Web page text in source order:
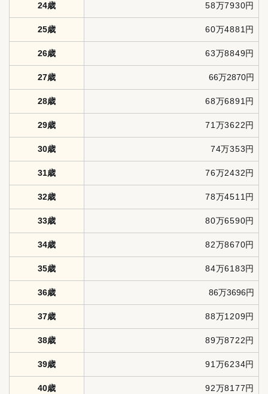
24歳 58万7930円
25歳 60万4881円
26歳 63万8849円
27歳 66万2870円
28歳 68万6891円
29歳 71万3622円
30歳 74万353円
31歳 76万2432円
32歳 78万4511円
33歳 80万6590円
34歳 82万8670円
35歳 84万6183円
36歳 86万3696円
37歳 88万1209円
38歳 89万8722円
39歳 91万6234円
40歳 92万8177円